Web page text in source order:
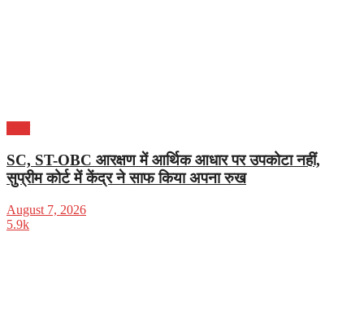
SC, ST-OBC आरक्षण में आर्थिक आधार पर उपकोटा नहीं,
सुप्रीम कोर्ट में केंद्र ने साफ किया अपना रुख
August 7, 2026
5.9k